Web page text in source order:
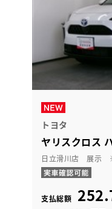
トヨタ
ヤリスクロス
日立滑川店 展示 ※
支払総額